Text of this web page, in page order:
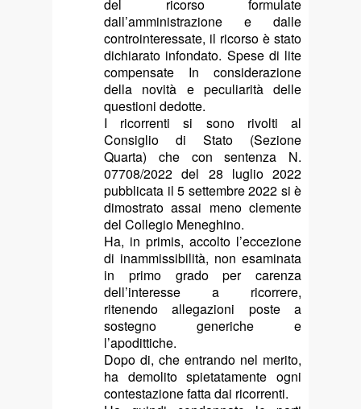
del ricorso formulate
dall’amministrazione e dalle
controinteressate, il ricorso è stato
dichiarato infondato. Spese di lite
compensate In considerazione
della novità e peculiarità delle
questioni dedotte.
I ricorrenti si sono rivolti al
Consiglio di Stato (Sezione
Quarta) che con sentenza N.
07708/2022 del 28 luglio 2022
pubblicata il 5 settembre 2022 si è
dimostrato assai meno clemente
del Collegio Meneghino.
Ha, in primis, accolto l’eccezione
di inammissibilità, non esaminata
in primo grado per carenza
dell’interesse a ricorrere,
ritenendo allegazioni poste a
sostegno generiche e
l’apodittiche.
Dopo di, che entrando nel merito,
ha demolito spietatamente ogni
contestazione fatta dai ricorrenti.